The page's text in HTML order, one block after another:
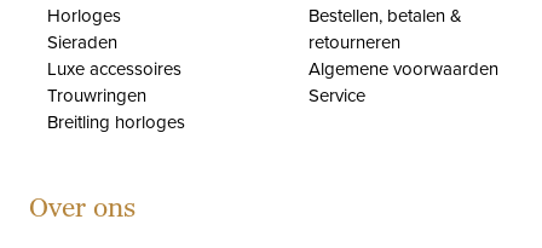
Horloges
Sieraden
Luxe accessoires
Trouwringen
Breitling horloges
Bestellen, betalen &
retourneren
Algemene voorwaarden
Service
Over ons